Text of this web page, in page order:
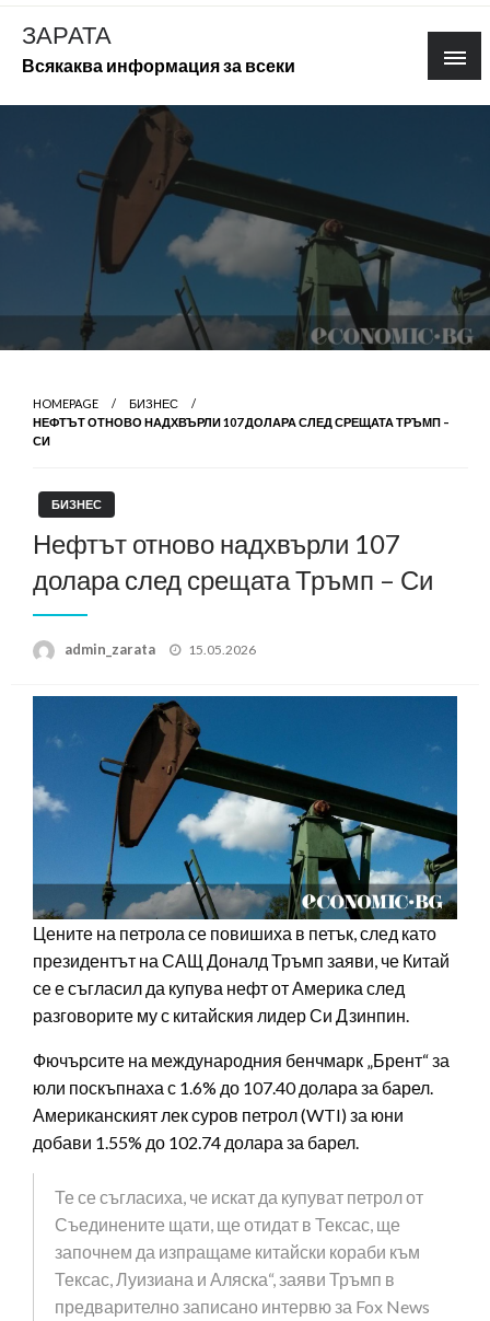
Skip
content
ЗАРАТА
Всякаква информация за всеки
HOMEPAGE
БИЗНЕС
НЕФТЪТ ОТНОВО НАДХВЪРЛИ 107 ДОЛАРА СЛЕД СРЕЩАТА ТРЪМП –
СИ
БИЗНЕС
Нефтът отново надхвърли 107
долара след срещата Тръмп – Си
admin_zarata
Posted
15.05.2026
Цените на петрола се повишиха в петък, след като
президентът на САЩ Доналд Тръмп заяви, че Китай
се е съгласил да купува нефт от Америка след
разговорите му с китайския лидер Си Дзинпин.
Фючърсите на международния бенчмарк „Брент“ за
юли поскъпнаха с 1.6% до 107.40 долара за барел.
Американският лек суров петрол (WTI) за юни
добави 1.55% до 102.74 долара за барел.
Те се съгласиха, че искат да купуват петрол от
Съединените щати, ще отидат в Тексас, ще
започнем да изпращаме китайски кораби към
Тексас, Луизиана и Аляска“, заяви Тръмп в
предварително записано интервю за Fox News